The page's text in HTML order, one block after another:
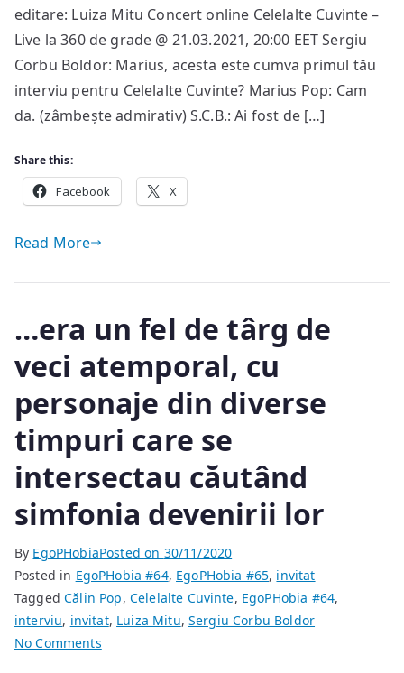
ca
venirea
mea
Celelalte
Cuvinte
privită
editare: Luiza Mitu Concert online Celelalte Cuvinte –
Live la 360 de grade @ 21.03.2021, 20:00 EET Sergiu
Corbu Boldor: Marius, acesta este cumva primul tău
interviu pentru Celelalte Cuvinte? Marius Pop: Cam
da. (zâmbește admirativ) S.C.B.: Ai fost de […]
Share this:
Facebook X
Read More
…era un fel de târg de
veci atemporal, cu
personaje din diverse
timpuri care se
intersectau căutând
simfonia devenirii lor
By EgoPHobiaPosted on 30/11/2020
Posted in EgoPHobia #64, EgoPHobia #65, invitat
TaggedCălin Pop, Celelalte Cuvinte, EgoPHobia #64,
interviu, invitat, Luiza Mitu, Sergiu Corbu Boldor
No Commentson